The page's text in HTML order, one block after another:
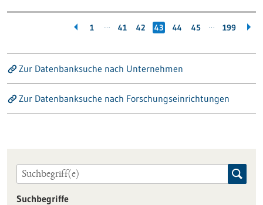
1 … 41 42 43 44 45 … 199
Zur Datenbanksuche nach Unternehmen
Zur Datenbanksuche nach Forschungseinrichtungen
Suchbegriffe